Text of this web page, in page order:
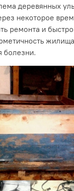
деревянных
некоторое
ремонта и
болезни.